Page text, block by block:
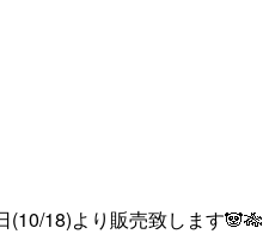
18)より販売致します🐼🎋